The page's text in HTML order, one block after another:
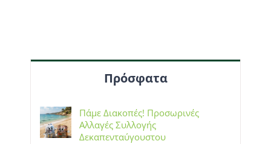
Πρόσφατα
Πάμε Διακοπές! Προσωρινές
Αλλαγές Συλλογής
Δεκαπενταύγουστου